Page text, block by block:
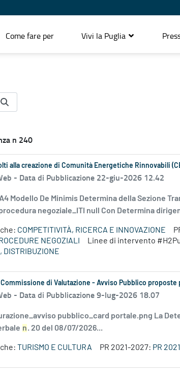
Come fare per Vivi la Puglia
n 240
alla creazione di Comunità Energetiche Rinnovabili
- Data di Pubblicazione 22-giu-2026 12.42
Modello De Minimis Determina della Sezione
negoziale_ITI null Con Determina
COMPETITIVITÀ, RICERCA E INNOVAZIONE
NEGOZIALI Linee di intervento
DISTRIBUZIONE
Commissione di Valutazione - Avviso Pubblico
- Data di Pubblicazione 9-lug-2026 18.07
pubblico_card portale.png La
n. 20 del 08/07/2026...
TURISMO E CULTURA PR 2021-2027: PR